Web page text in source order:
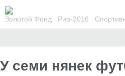
Золотой Фонд Рио-2016
У семи нянек